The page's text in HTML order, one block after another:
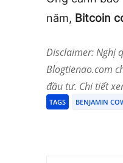
năm, Bitcoin
Disclaimer: Nghị
Blogtienao.com
đầu tư. Chi tiết
TAGS BENJAMIN